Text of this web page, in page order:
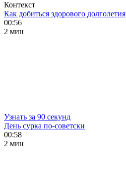
Контекст
Как добиться здорового долголетия
00:56
2 мин
Узнать за 90 секунд
День сурка по-советски
00:58
2 мин